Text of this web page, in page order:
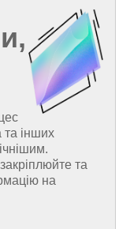
та інших
та
на